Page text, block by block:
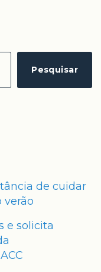
Pesquisar
de cuidar
verão
e solicita